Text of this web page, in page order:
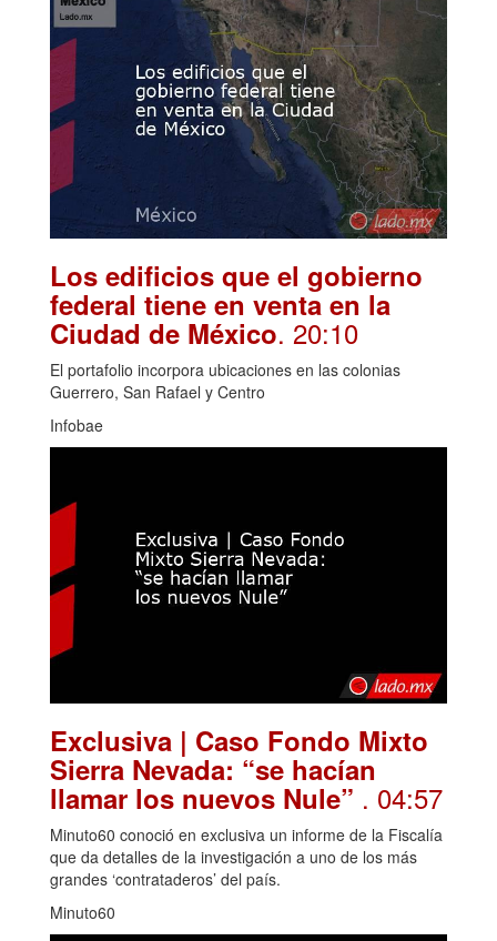
Los edificios que el gobierno
federal tiene en venta en la
Ciudad de México. 20:10
El portafolio incorpora ubicaciones en las colonias
Guerrero, San Rafael y Centro
Infobae
Exclusiva | Caso Fondo Mixto
Sierra Nevada: “se hacían
llamar los nuevos Nule” . 04:57
Minuto60 conoció en exclusiva un informe de la Fiscalía
que da detalles de la investigación a uno de los más
grandes ‘contrataderos’ del país.
Minuto60